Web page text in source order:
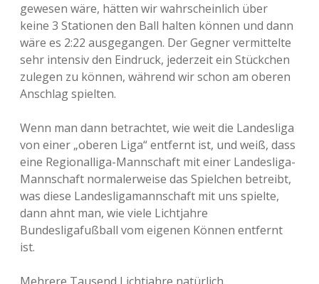
gewesen wäre, hätten wir wahrscheinlich über
keine 3 Stationen den Ball halten können und dann
wäre es 2:22 ausgegangen. Der Gegner vermittelte
sehr intensiv den Eindruck, jederzeit ein Stückchen
zulegen zu können, während wir schon am oberen
Anschlag spielten.
Wenn man dann betrachtet, wie weit die Landesliga
von einer „oberen Liga“ entfernt ist, und weiß, dass
eine Regionalliga-Mannschaft mit einer Landesliga-
Mannschaft normalerweise das Spielchen betreibt,
was diese Landesligamannschaft mit uns spielte,
dann ahnt man, wie viele Lichtjahre
Bundesligafußball vom eigenen Können entfernt
ist.